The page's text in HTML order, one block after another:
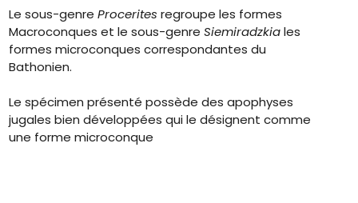
Le sous-genreProcerites regroupe les formes
Macroconques et le sous-genreSiemiradzkiales
formes microconques correspondantes du
Bathonien.
Le spécimen présenté possède des apophyses
jugales bien développées qui le désignent comme
une forme microconque